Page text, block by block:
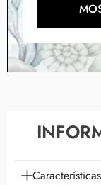
Características